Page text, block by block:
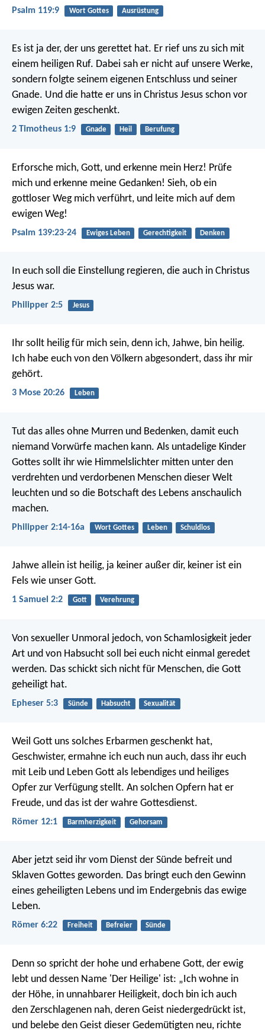
Psalm 119:9 Wort Gottes Ausrüstung
Es ist ja der, der uns gerettet hat. Er rief uns zu sich mit
einem heiligen Ruf. Dabei sah er nicht auf unsere Werke,
sondern folgte seinem eigenen Entschluss und seiner
Gnade. Und die hatte er uns in Christus Jesus schon vor
ewigen Zeiten geschenkt.
2 Timotheus 1:9 Gnade Heil Berufung
Erforsche mich, Gott, und erkenne mein Herz! Prüfe
mich und erkenne meine Gedanken! Sieh, ob ein
gottloser Weg mich verführt, und leite mich auf dem
ewigen Weg!
Psalm 139:23-24 Ewiges Leben Gerechtigkeit Denken
In euch soll die Einstellung regieren, die auch in Christus
Jesus war.
Philipper 2:5 Jesus
Ihr sollt heilig für mich sein, denn ich, Jahwe, bin heilig.
Ich habe euch von den Völkern abgesondert, dass ihr mir
gehört.
3 Mose 20:26 Leben
Tut das alles ohne Murren und Bedenken, damit euch
niemand Vorwürfe machen kann. Als untadelige Kinder
Gottes sollt ihr wie Himmelslichter mitten unter den
verdrehten und verdorbenen Menschen dieser Welt
leuchten und so die Botschaft des Lebens anschaulich
machen.
Philipper 2:14-16a Wort Gottes Leben Schuldlos
Jahwe allein ist heilig, ja keiner außer dir, keiner ist ein
Fels wie unser Gott.
1 Samuel 2:2 Gott Verehrung
Von sexueller Unmoral jedoch, von Schamlosigkeit jeder
Art und von Habsucht soll bei euch nicht einmal geredet
werden. Das schickt sich nicht für Menschen, die Gott
geheiligt hat.
Epheser 5:3 Sünde Habsucht Sexualität
Weil Gott uns solches Erbarmen geschenkt hat,
Geschwister, ermahne ich euch nun auch, dass ihr euch
mit Leib und Leben Gott als lebendiges und heiliges
Opfer zur Verfügung stellt. An solchen Opfern hat er
Freude, und das ist der wahre Gottesdienst.
Römer 12:1 Barmherzigkeit Gehorsam
Aber jetzt seid ihr vom Dienst der Sünde befreit und
Sklaven Gottes geworden. Das bringt euch den Gewinn
eines geheiligten Lebens und im Endergebnis das ewige
Leben.
Römer 6:22 Freiheit Befreier Sünde
Denn so spricht der hohe und erhabene Gott, der ewig
lebt und dessen Name 'Der Heilige' ist: „Ich wohne in
der Höhe, in unnahbarer Heiligkeit, doch bin ich auch
den Zerschlagenen nah, deren Geist niedergedrückt ist,
und belebe den Geist dieser Gedemütigten neu, richte